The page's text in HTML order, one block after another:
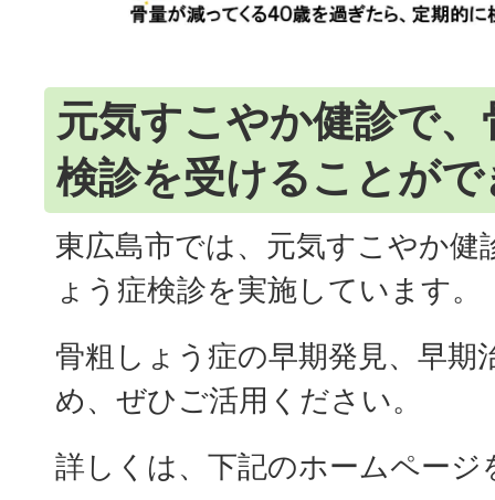
元気すこやか健診で
検診を受けることが
東広島市では、元気すこやか健
ょう症検診を実施しています。
骨粗しょう症の早期発見、早期
め、ぜひご活用ください。
詳しくは、下記のホームページ